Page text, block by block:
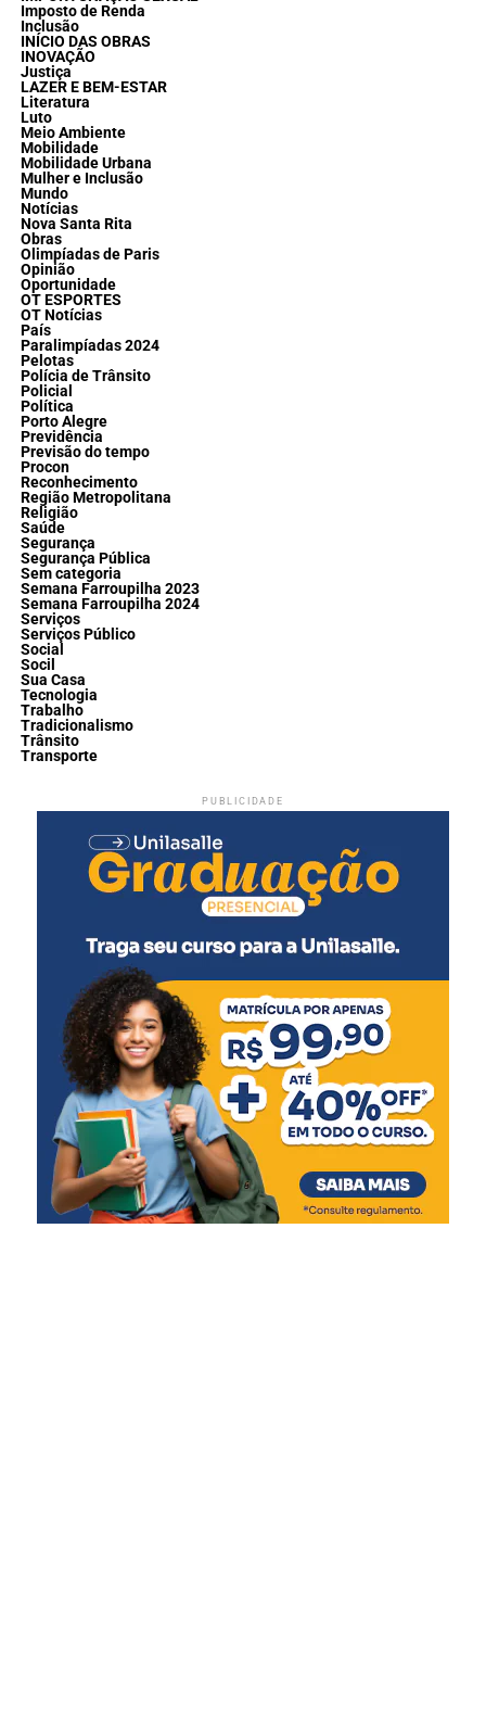
Imposto de Renda
Inclusão
INÍCIO DAS OBRAS
INOVAÇÃO
Justiça
LAZER E BEM-ESTAR
Literatura
Luto
Meio Ambiente
Mobilidade
Mobilidade Urbana
Mulher e Inclusão
Mundo
Notícias
Nova Santa Rita
Obras
Olimpíadas de Paris
Opinião
Oportunidade
OT ESPORTES
OT Notícias
País
Paralimpíadas 2024
Pelotas
Polícia de Trânsito
Policial
Política
Porto Alegre
Previdência
Previsão do tempo
Procon
Reconhecimento
Região Metropolitana
Religião
Saúde
Segurança
Segurança Pública
Sem categoria
Semana Farroupilha 2023
Semana Farroupilha 2024
Serviços
Serviços Público
Social
Socil
Sua Casa
Tecnologia
Trabalho
Tradicionalismo
Trânsito
Transporte
PUBLICIDADE